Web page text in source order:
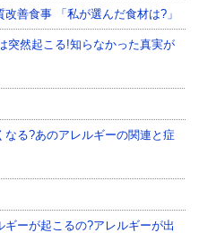
善食事 「私が選んだ食材は?」
突然起こる!知らなかった真実が
なる?あのアレルギーの関連と症
ーが起こるの?アレルギーが出